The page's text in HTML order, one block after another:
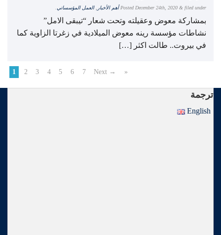
Posted December 24th, 2020 & filed under أهم الأخبار ,العمل المؤسساتي
بمشاركة معوض وعقيلته وتحت شعار “تيبقى الامل”
نشاطات مؤسسة رينه معوض الميلادية في زغرتا الزاوية كما
في بيروت.. طالت اكثر […]
1 2 3 4 5 6 7 Next → »
ترجمة
English